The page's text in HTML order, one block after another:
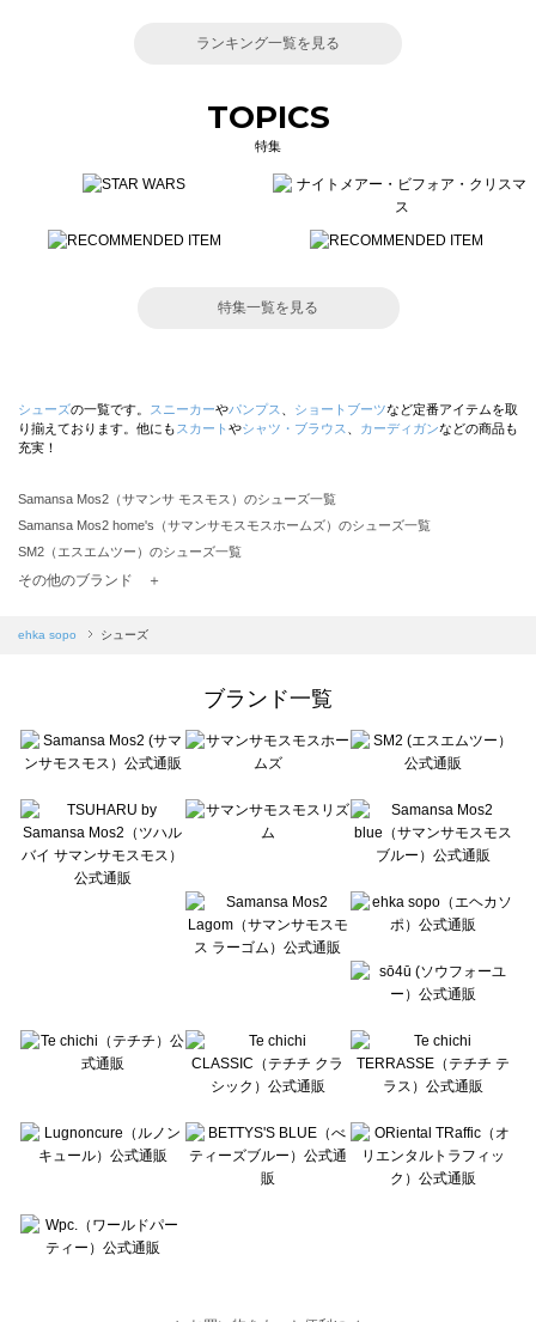
ランキング一覧を見る
TOPICS
特集
特集一覧を見る
シューズの一覧です。 スニーカーやパンプス ショートブーツなど定番アイテムを取
り揃えております。他にも スカート やシャツ・ブラウス カーディガンなどの商品も
充実！
Samansa Mos2（サマンサ モスモス）のシューズ一覧
Samansa Mos2 home's（サマンサモスモスホームズ）のシューズ一覧
SM2（エスエムツー）のシューズ一覧
TSUHARU by Samansa Mos2（ツハルバイサマンサモスモス）のシューズ一覧
Samansa Mos2 blue（サマンサモスモス ブルー）のシューズ一覧
sō4ū（ソウフォーユー）のシューズ一覧
Te chichi（テチチ）のシューズ一覧
Te chichi CLASSIC（テチチ クラシック）のシューズ一覧
Lugnoncure（ルノンキュール）のシューズ一覧
BETTY'S BLUE（べティーズブルー）のシューズ一覧
Wpc.（ワールドパーティー）のシューズ一覧
その他のブランド ＋
ehka sopo シューズ
ブランド一覧